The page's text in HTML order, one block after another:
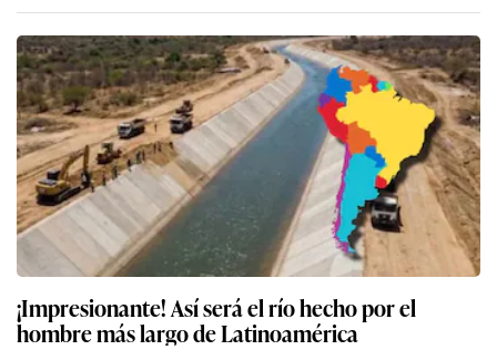
¡Impresionante! Así será el río hecho por el
hombre más largo de Latinoamérica